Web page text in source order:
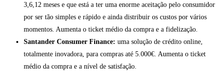
3,6,12 meses e que está a ter uma enorme aceitação pelo consumidor
por ser tão simples e rápido e ainda distribuir os custos por vários
momentos. Aumenta o ticket médio da compra e a fidelização.
Santander Consumer Finance: uma solução de crédito online,
totalmente inovadora, para compras até 5.000€. Aumenta o ticket
médio da compra e a nível de satisfação.